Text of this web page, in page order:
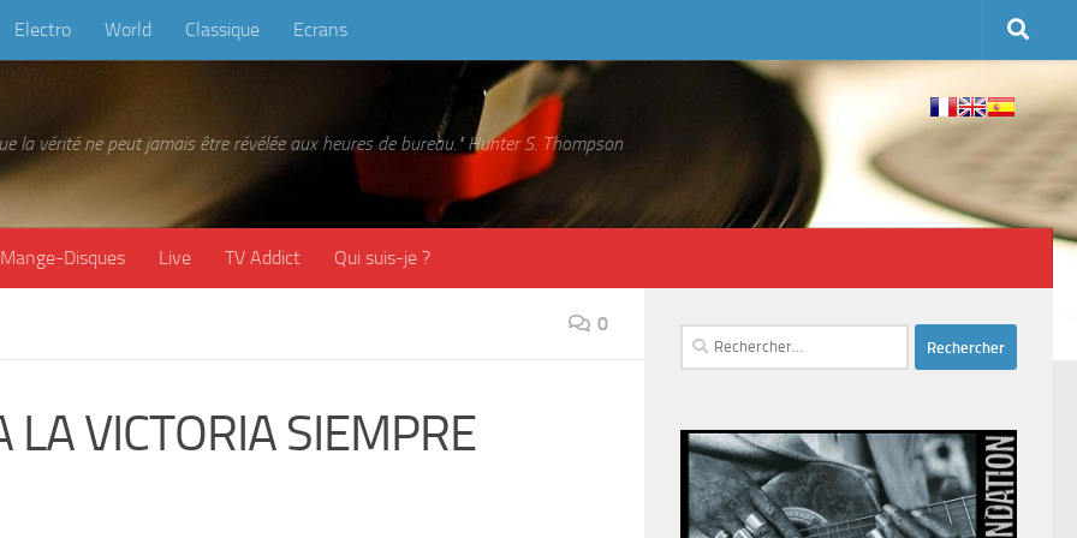
Electro World Classique Ecrans
la vérité ne peut jamais être révélée aux heures de bureau." Hunter S. Thompson
Mange-Disques Live TV Addict Qui suis-je ?
0
VICTORIA SIEMPRE
Rechercher :